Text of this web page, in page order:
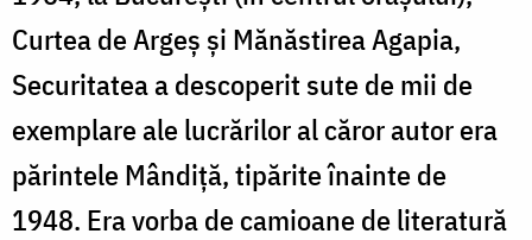
Curtea de Argeș și Mănăstirea Agapia,
Securitatea a descoperit sute de mii de
exemplare ale lucrărilor al căror autor era
părintele Mândiță, tipărite înainte de
1948. Era vorba de camioane de literatură